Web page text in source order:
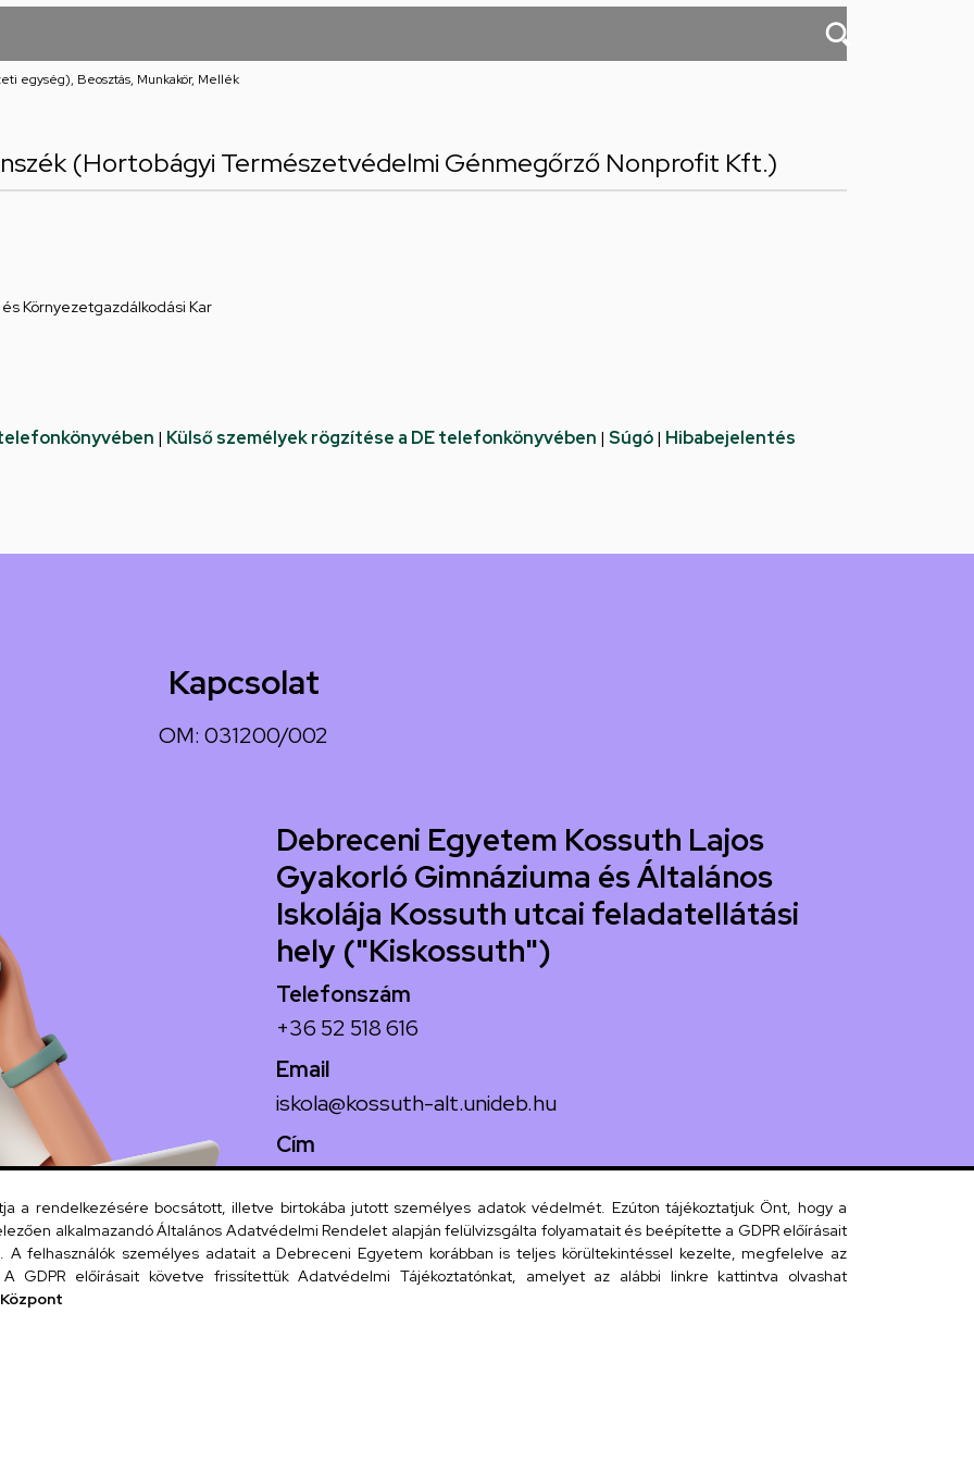
egység), Beosztás, Munkakör, Mellék
(Hortobágyi Természetvédelmi Génmegőrző Nonprofit Kft.)
Környezetgazdálkodási Kar
| Külső személyek rögzítése a DE telefonkönyvében | Súgó| Hibabejelentés
Kapcsolat
OM: 031200/002
Debreceni Egyetem Kossuth Lajos
Gyakorló Gimnáziuma és Általános
Iskolája Kossuth utcai feladatellátási
hely ("Kiskossuth")
Telefonszám
+36 52 518 616
Email
iskola@kossuth-alt.unideb.hu
Cím
4024 Debrecen, Kossuth utca 33.
Szervezeti telefonkönyv
a rendelkezésére bocsátott, illetve birtokába jutott személyes adatok védelmét. Ezúton tájékoztatjuk Önt, hogy a
alkalmazandó Általános Adatvédelmi Rendelet alapján felülvizsgálta folyamatait és beépítette a GDPR előírásait
felhasználók személyes adatait a Debreceni Egyetem korábban is teljes körültekintéssel kezelte, megfelelve az
GDPR előírásait követve frissítettük Adatvédelmi Tájékoztatónkat, amelyet az alábbi linkre kattintva olvashat
Központ